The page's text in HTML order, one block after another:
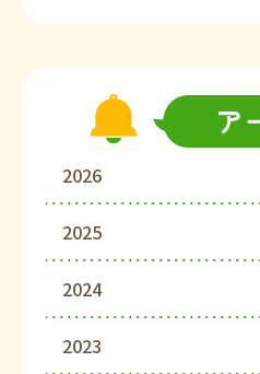
2026
2025
2024
2023